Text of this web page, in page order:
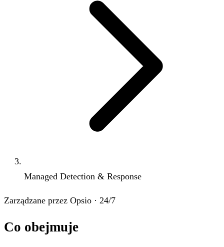
Managed Detection & Response
Zarządzane przez Opsio · 24/7
Co obejmuje